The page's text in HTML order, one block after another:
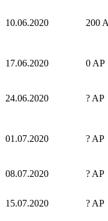
10.06.2020 200
17.06.2020 0 AP
24.06.2020 ? AP
01.07.2020 ? AP
08.07.2020 ? AP
15.07.2020 ? AP